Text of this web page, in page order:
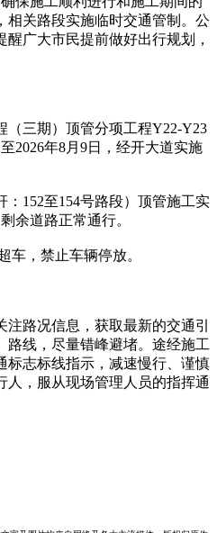
相关路段实施临时交通管制。公
广大市民提前做好出行规划，
（三期）顶管分项工程Y22-Y23
2026年8月9日，经开大道实施
152至154号路段）顶管施工实
余道路正常通行。
车，禁止车辆停放。
路况信息，获取最新的交通引
路线，尽量错峰避堵。途经施工
标志标线指示，减速慢行、谨慎
人，服从现场管理人员的指挥通